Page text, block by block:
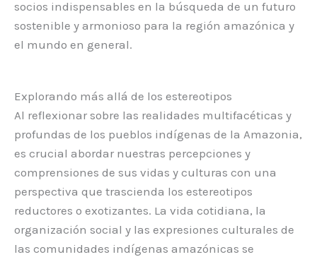
socios indispensables en la búsqueda de un futuro
sostenible y armonioso para la región amazónica y
el mundo en general.
Explorando más allá de los estereotipos
Al reflexionar sobre las realidades multifacéticas y
profundas de los pueblos indígenas de la Amazonia,
es crucial abordar nuestras percepciones y
comprensiones de sus vidas y culturas con una
perspectiva que trascienda los estereotipos
reductores o exotizantes. La vida cotidiana, la
organización social y las expresiones culturales de
las comunidades indígenas amazónicas se